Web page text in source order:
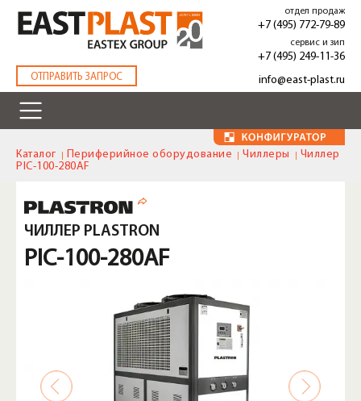
основному
содержанию
ОТПРАВИТЬ ЗАПРОС
отдел продаж
+7 (495) 772-79-89
сервис и зип
+7 (495) 249-11-36
info@east-plast.ru
Каталог Периферийное оборудование Чиллеры
Чиллер
PIC-100-280AF
ЧИЛЛЕР PLASTRON
PIC-100-280AF